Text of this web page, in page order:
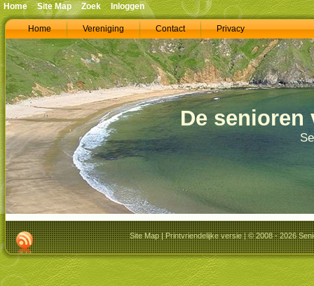
Home Vereniging Contact Privacy
De senioren
Site Map|Printvriendelijke versie| © 2008 - 2026
Home Site Map Zoek Inloggen